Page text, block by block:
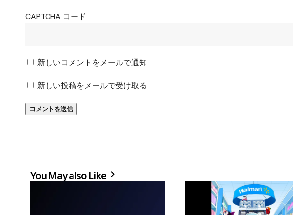
CAPTCHA コード
新しいコメントをメールで通知
新しい投稿をメールで受け取る
You May also Like